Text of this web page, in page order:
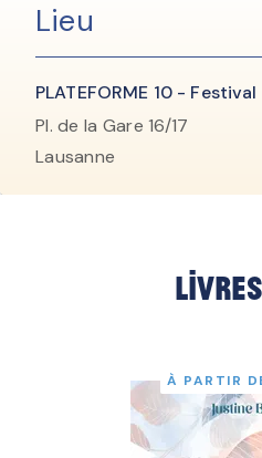
Lieu
PLATEFORME 10 -
Pl. de la Gare 16/17
Lausanne
À PARTIR